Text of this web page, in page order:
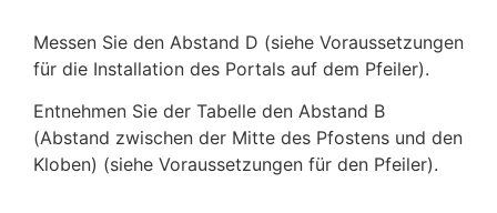
Messen Sie den Abstand D (siehe Voraussetzungen
für die Installation des Portals auf dem Pfeiler).
Entnehmen Sie der Tabelle den Abstand B
(Abstand zwischen der Mitte des Pfostens und den
Kloben) (siehe Voraussetzungen für den Pfeiler).